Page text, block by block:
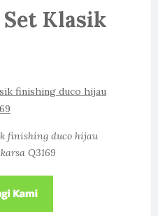
Klasik
finishing duco hijau
Q3169